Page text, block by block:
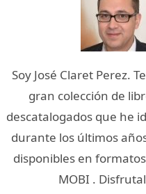
Soy José Claret Perez.
gran colección de
descatalogados que he
durante los últimos
disponibles en formatos
MOBI .